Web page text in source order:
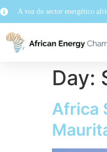
A voz do sector energético
Day:
Africa